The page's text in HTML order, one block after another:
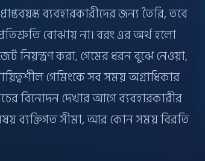
ব্যবহারকারীদের জন্য তৈরি, তবে
বোঝায় না। বরং এর অর্থ হলো
নিয়ন্ত্রণ করা, গেমের ধরন বুঝে নেওয়া,
গেমিংকে সব সময় অগ্রাধিকার
বিনোদন দেখার আগে ব্যবহারকারীর
ব্যক্তিগত সীমা, আর কোন সময় বিরতি